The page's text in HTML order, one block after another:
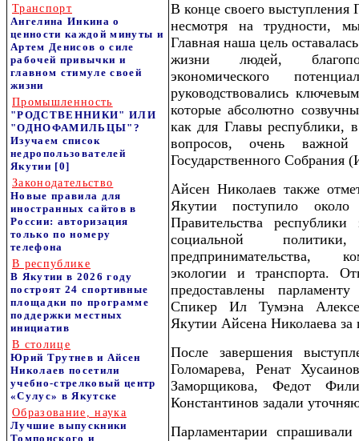
Транспорт
Ангелина Инкина о
ценности каждой минуты и
Артем Денисов о силе
рабочей привычки и
главном стимуле своей
жизни
Промышленность
"РОДСТВЕННИКИ" ИЛИ
"ОДНОФАМИЛЬЦЫ"?
Изучаем список
недропользователей
Якутии [0]
Законодательство
Новые правила для
иностранных сайтов в
России: авторизация
только по номеру
телефона
В республике
В Якутии в 2026 году
построят 24 спортивные
площадки по программе
поддержки местных
инициатив
В столице
Юрий Трутнев и Айсен
Николаев посетили
учебно-стрелковый центр
«Сулус» в Якутске
Образование, наука
Лучшие выпускники
Томпонского и
В конце своего выступления
несмотря на трудности,
Главная наша цель
жизни людей,
экономического
руководствовались
которые абсолютно
как для Главы республики,
вопросов, очень
Государственного Собрания
Айсен Николаев также
Якутии поступило
Правительства
социальной
предпринимательства,
экологии и транспорта.
предоставлены
Спикер Ил Тумэна
Якутии Айсена Николаева за
После завершения
Голомарева, Ренат
Заморщикова, Федот
Константинов задали
Парламентарии